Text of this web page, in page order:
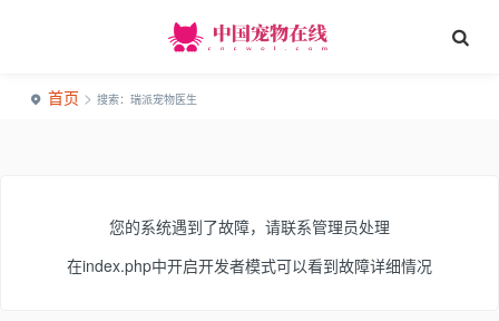
首页 > 搜索：瑞派宠物医生
您的系统遇到了故障，请联系管理员处理
在index.php中开启开发者模式可以看到故障详细情况